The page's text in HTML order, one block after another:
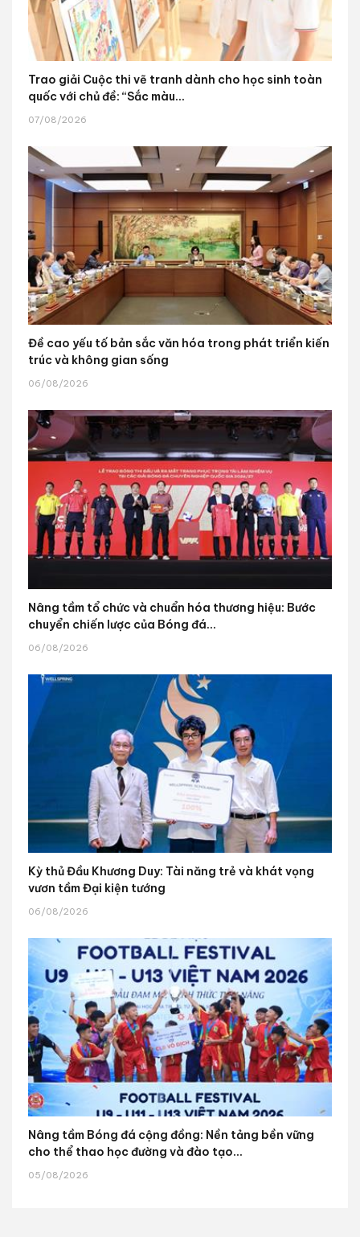
Trao giải Cuộc thi vẽ tranh dành cho học sinh toàn
quốc với chủ đề: “Sắc màu...
07/08/2026
Đề cao yếu tố bản sắc văn hóa trong phát triển kiến
trúc và không gian sống
06/08/2026
Nâng tầm tổ chức và chuẩn hóa thương hiệu: Bước
chuyển chiến lược của Bóng đá...
06/08/2026
Kỳ thủ Đầu Khương Duy: Tài năng trẻ và khát vọng
vươn tầm Đại kiện tướng
06/08/2026
Nâng tầm Bóng đá cộng đồng: Nền tảng bền vững
cho thể thao học đường và đào tạo...
05/08/2026